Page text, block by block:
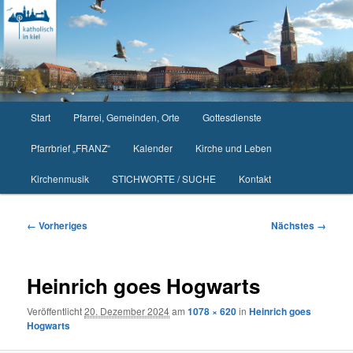
Zum
primären
Inhalt
springen
Start Pfarrei, Gemeinden, Orte Gottesdienste
Pfarrbrief „FRANZ“ Kalender Kirche und Leben
Kirchenmusik STICHWORTE / SUCHE Kontakt
Bilder-
← Vorheriges Nächstes →
Heinrich goes Hogwarts
Veröffentlicht20. Dezember 2024am1078 × 620inHeinrich goes
Hogwarts